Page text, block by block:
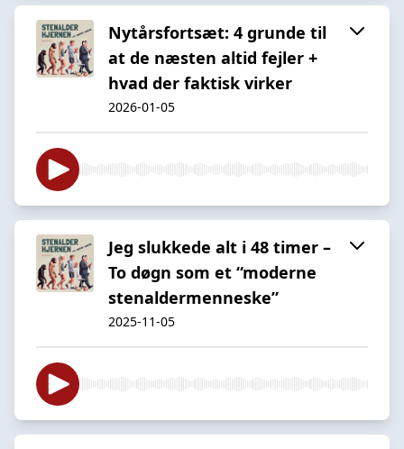
Nytårsfortsæt: 4 grunde til
at de næsten altid fejler +
hvad der faktisk virker
2026-01-05
Jeg slukkede alt i 48 timer –
To døgn som et “moderne
stenaldermenneske”
2025-11-05